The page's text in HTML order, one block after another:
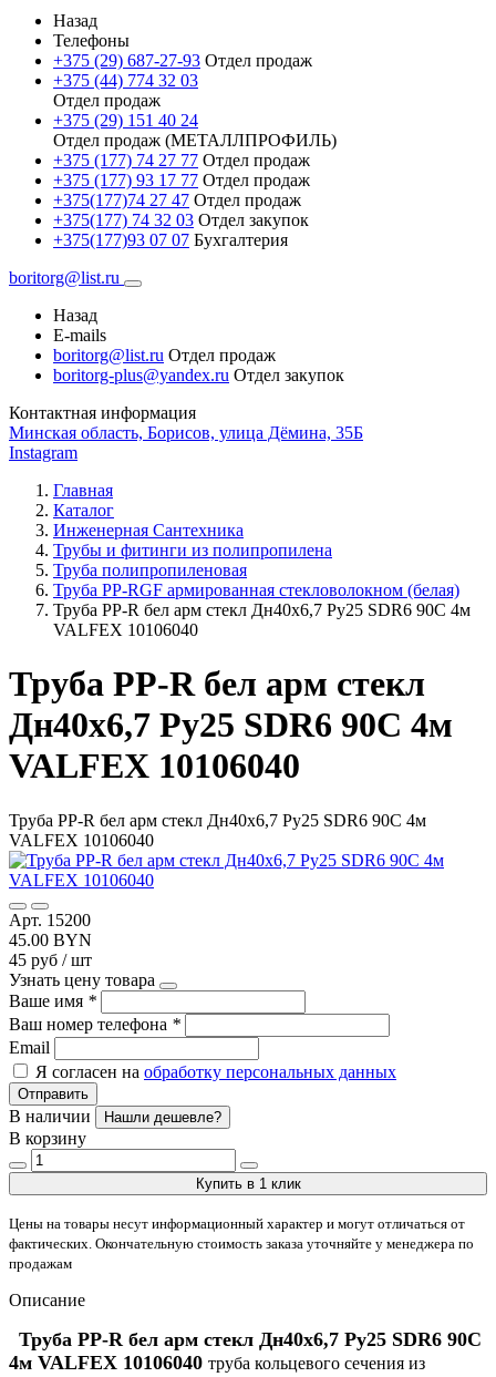
Назад
Телефоны
+375 (29) 687-27-93 Отдел продаж
+375 (44) 774 32 03
Отдел продаж
+375 (29) 151 40 24
Отдел продаж (МЕТАЛЛПРОФИЛЬ)
+375 (177) 74 27 77 Отдел продаж
+375 (177) 93 17 77 Отдел продаж
+375(177)74 27 47 Отдел продаж
+375(177) 74 32 03 Отдел закупок
+375(177)93 07 07 Бухгалтерия
boritorg@list.ru
Назад
E-mails
boritorg@list.ru Отдел продаж
boritorg-plus@yandex.ru Отдел закупок
Контактная информация
Минская область, Борисов, улица Дёмина, 35Б
Instagram
Главная
Каталог
Инженерная Сантехника
Трубы и фитинги из полипропилена
Труба полипропиленовая
Труба PP-RGF армированная стекловолокном (белая)
Труба PP-R бел арм стекл Дн40х6,7 Ру25 SDR6 90С 4м
VALFEX 10106040
Труба PP-R бел арм стекл
Дн40х6,7 Ру25 SDR6 90С 4м
VALFEX 10106040
Труба PP-R бел арм стекл Дн40х6,7 Ру25 SDR6 90С 4м
VALFEX 10106040
Арт. 15200
45.00 BYN
45 руб / шт
Узнать цену товара
Ваше имя *
Ваш номер телефона *
Email
Я согласен на обработку персональных данных
Отправить
В наличии Нашли дешевле?
В корзину
Купить в 1 клик
Цены на товары несут информационный характер и могут отличаться от
фактических. Окончательную стоимость заказа уточняйте у менеджера по
продажам
Описание
Труба PP-R бел арм стекл Дн40х6,7 Ру25 SDR6 90С
4м VALFEX 10106040 труба кольцевого сечения из